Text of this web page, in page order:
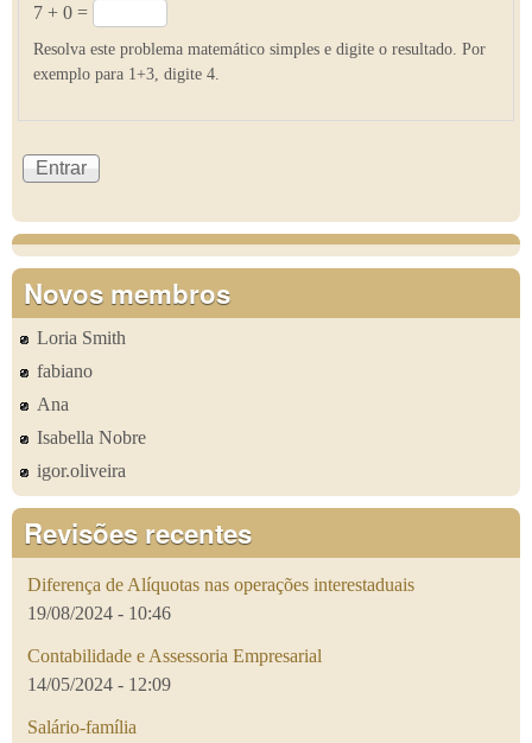
7 + 0 =
Resolva este problema matemático simples e digite o resultado. Por
exemplo para 1+3, digite 4.
Novos membros
Loria Smith
fabiano
Ana
Isabella Nobre
igor.oliveira
Revisões recentes
Diferença de Alíquotas nas operações interestaduais
19/08/2024 - 10:46
Contabilidade e Assessoria Empresarial
14/05/2024 - 12:09
Salário-família